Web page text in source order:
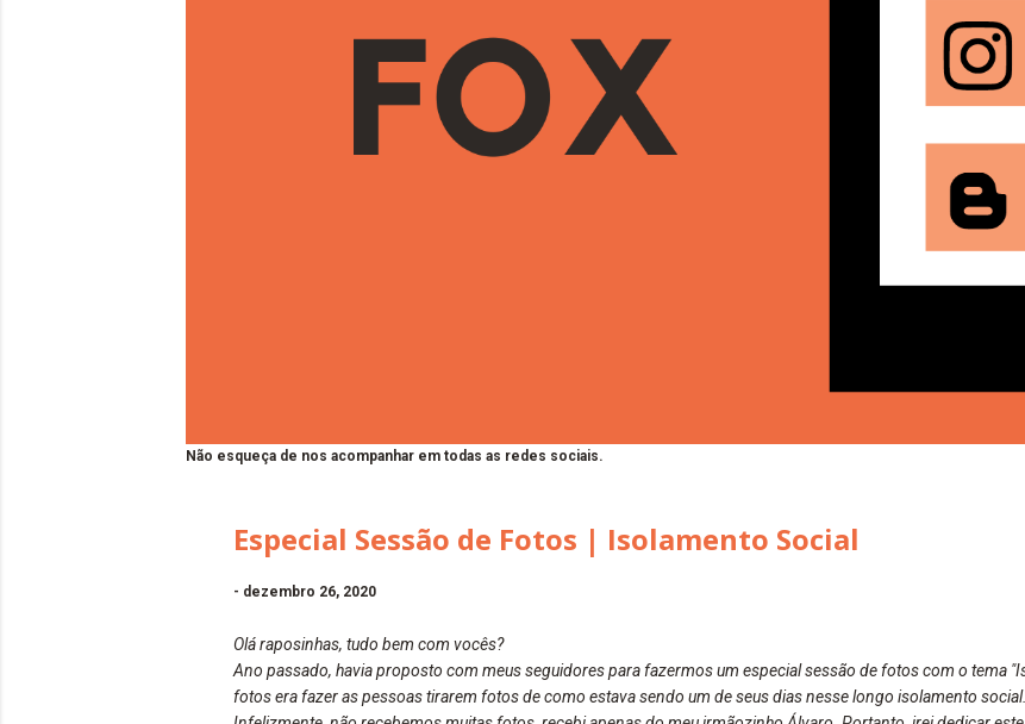
Não esqueça de nos acompanhar em todas as redes sociais.
Especial Sessão de Fotos | Isolamento Social
- dezembro 26, 2020
Olá raposinhas, tudo bem com vocês?
Ano passado, havia proposto com meus seguidores para fazermos um especial sessão de fotos com o tema
fotos era fazer as pessoas tirarem fotos de como estava sendo um de seus dias nesse longo isolamento social.